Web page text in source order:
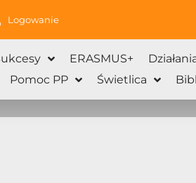
Logowanie
ERASMUS+
Pomoc PP Świetlica